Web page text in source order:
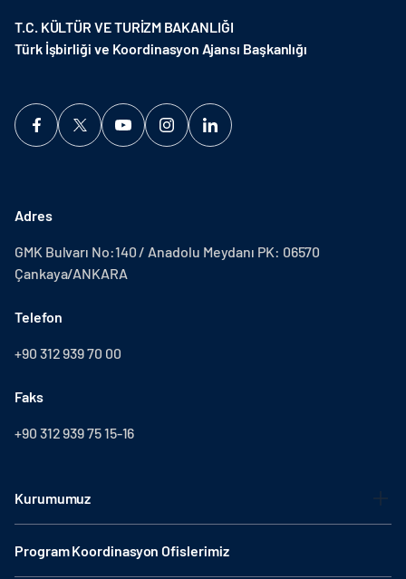
T.C. KÜLTÜR VE TURİZM BAKANLIĞI
Türk İşbirliği ve Koordinasyon Ajansı Başkanlığı
Adres
GMK Bulvarı No:140 / Anadolu Meydanı PK: 06570
Çankaya/ANKARA
Telefon
+90 312 939 70 00
Faks
+90 312 939 75 15-16
Kurumumuz
Program Koordinasyon Ofislerimiz